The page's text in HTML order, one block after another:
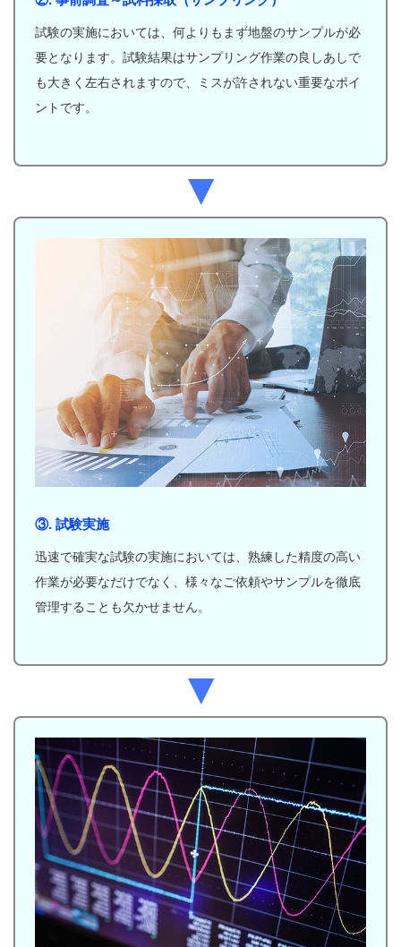
試験の実施においては、何よりもまず地盤のサンプルが必
要となります。試験結果はサンプリング作業の良しあしで
も大きく左右されますので、ミスが許されない重要なポイ
ントです。
▼
③. 試験実施
迅速で確実な試験の実施においては、熟練した精度の高い
作業が必要なだけでなく、様々なご依頼やサンプルを徹底
管理することも欠かせません。
▼